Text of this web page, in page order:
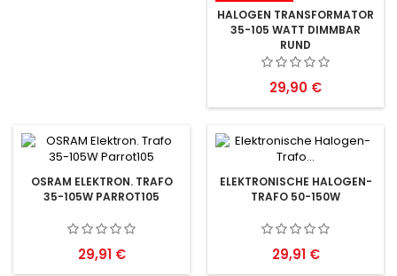
HALOGEN TRANSFORMATOR
35-105 WATT DIMMBAR
RUND
Preis
29,90 €
OSRAM ELEKTRON. TRAFO
35-105W PARROT105
Preis
29,91 €
ELEKTRONISCHE HALOGEN-
TRAFO 50-150W
Preis
29,91 €